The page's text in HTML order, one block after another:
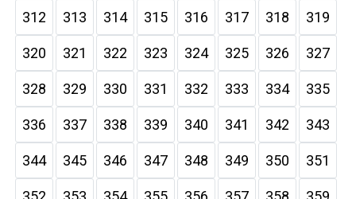
312 313 314 315 316 317 318 319
320 321 322 323 324 325 326 327
328 329 330 331 332 333 334 335
336 337 338 339 340 341 342 343
344 345 346 347 348 349 350 351